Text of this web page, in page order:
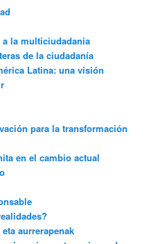
la multiciudadania
de la ciudadanía
Latina: una visión
para la transformación
en el cambio actual
aurrerapenak